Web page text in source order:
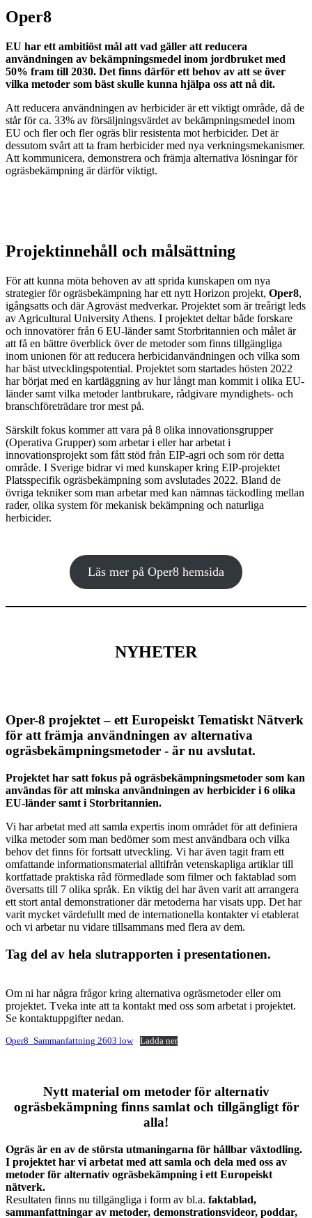
Oper8
EU har ett ambitiöst mål att vad gäller att reducera
användningen av bekämpningsmedel inom jordbruket med
50% fram till 2030. Det finns därför ett behov av att se över
vilka metoder som bäst skulle kunna hjälpa oss att nå dit.
Att reducera användningen av herbicider är ett viktigt område, då de
står för ca. 33% av försäljningsvärdet av bekämpningsmedel inom
EU och fler och fler ogräs blir resistenta mot herbicider. Det är
dessutom svårt att ta fram herbicider med nya verkningsmekanismer.
Att kommunicera, demonstrera och främja alternativa lösningar för
ogräsbekämpning är därför viktigt.
Projektinnehåll och målsättning
För att kunna möta behoven av att sprida kunskapen om nya
strategier för ogräsbekämpning har ett nytt Horizon projekt, Oper8,
igångsatts och där Agroväst medverkar. Projektet som är treårigt leds
av Agricultural University Athens. I projektet deltar både forskare
och innovatörer från 6 EU-länder samt Storbritannien och målet är
att få en bättre överblick över de metoder som finns tillgängliga
inom unionen för att reducera herbicidanvändningen och vilka som
har bäst utvecklingspotential. Projektet som startades hösten 2022
har börjat med en kartläggning av hur långt man kommit i olika EU-
länder samt vilka metoder lantbrukare, rådgivare myndighets- och
branschföreträdare tror mest på.
Särskilt fokus kommer att vara på 8 olika innovationsgrupper
(Operativa Grupper) som arbetar i eller har arbetat i
innovationsprojekt som fått stöd från EIP-agri och som rör detta
område. I Sverige bidrar vi med kunskaper kring EIP-projektet
Platsspecifik ogräsbekämpning som avslutades 2022. Bland de
övriga tekniker som man arbetar med kan nämnas täckodling mellan
rader, olika system för mekanisk bekämpning och naturliga
herbicider.
Läs mer på Oper8 hemsida
NYHETER
Oper-8 projektet – ett Europeiskt Tematiskt Nätverk
för att främja användningen av alternativa
ogräsbekämpningsmetoder - är nu avslutat.
Projektet har satt fokus på ogräsbekämpningsmetoder som kan
användas för att minska användningen av herbicider i 6 olika
EU-länder samt i Storbritannien.
Vi har arbetat med att samla expertis inom området för att definiera
vilka metoder som man bedömer som mest användbara och vilka
behov det finns för fortsatt utveckling. Vi har även tagit fram ett
omfattande informationsmaterial alltifrån vetenskapliga artiklar till
kortfattade praktiska råd förmedlade som filmer och faktablad som
översatts till 7 olika språk. En viktig del har även varit att arrangera
ett stort antal demonstrationer där metoderna har visats upp. Det har
varit mycket värdefullt med de internationella kontakter vi etablerat
och vi arbetar nu vidare tillsammans med flera av dem.
Tag del av hela slutrapporten i presentationen.
Om ni har några frågor kring alternativa ogräsmetoder eller om
projektet. Tveka inte att ta kontakt med oss som arbetat i projektet.
Se kontaktuppgifter nedan.
Oper8_Sammanfattning 2603 low Ladda ner
Nytt material om metoder för alternativ
ogräsbekämpning finns samlat och tillgängligt för
alla!
Ogräs är en av de största utmaningarna för hållbar växtodling.
I projektet har vi arbetat med att samla och dela med oss av
metoder för alternativ ogräsbekämpning i ett Europeiskt
nätverk.
Resultaten finns nu tillgängliga i form av bl.a. faktablad,
sammanfattningar av metoder, demonstrationsvideor, poddar,